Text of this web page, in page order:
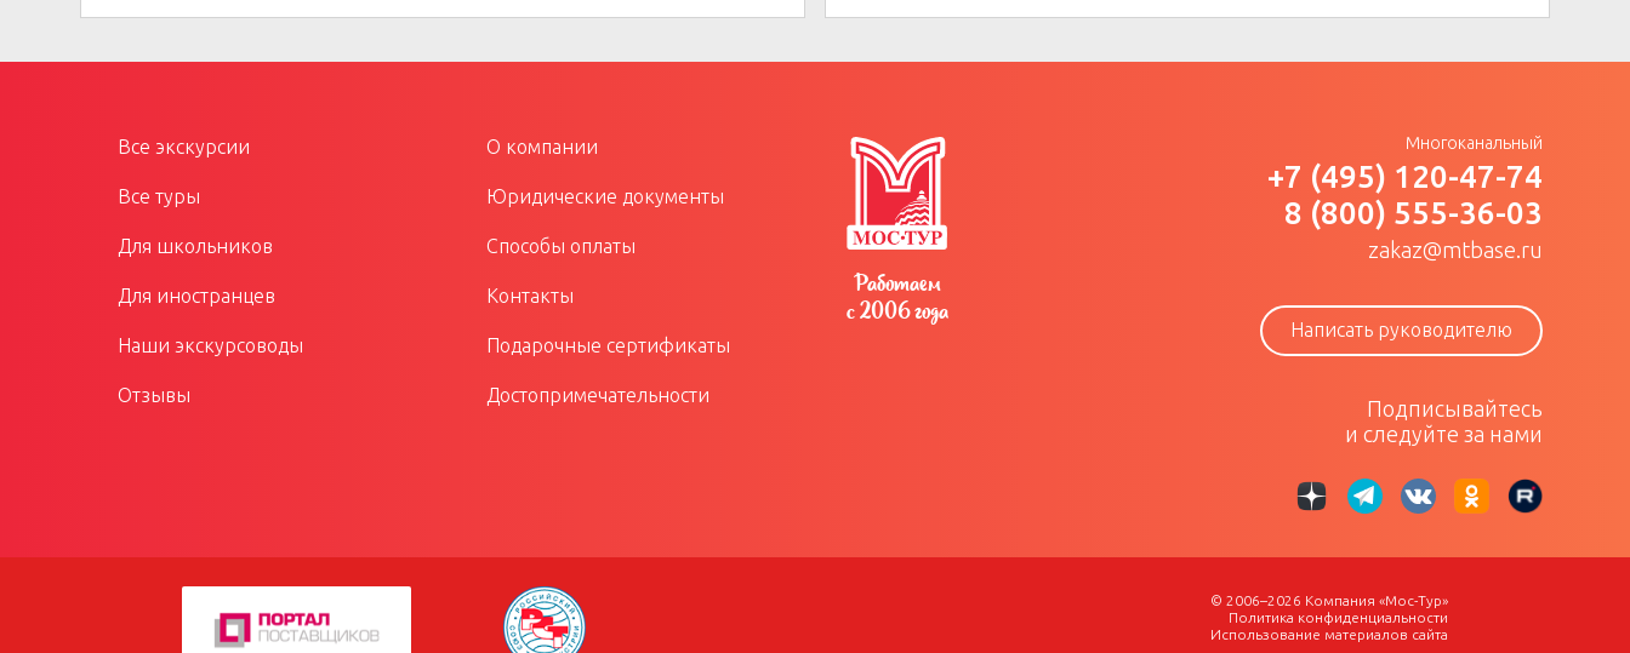
Все экскурсии
Все туры
Для школьников
Для иностранцев
Наши экскурсоводы
Отзывы
О компании
Юридические документы
Способы оплаты
Контакты
Подарочные сертификаты
Достопримечательности
Работаем
с 2006 года
Многоканальный
+7 (495) 120-47-74
8 (800) 555-36-03
zakaz@mtbase.ru
Написать руководителю
Подписывайтесь
и следуйте за нами
© 2006–2026 Компания «Мос-Тур»
Политика конфиденциальности
Использование материалов сайта